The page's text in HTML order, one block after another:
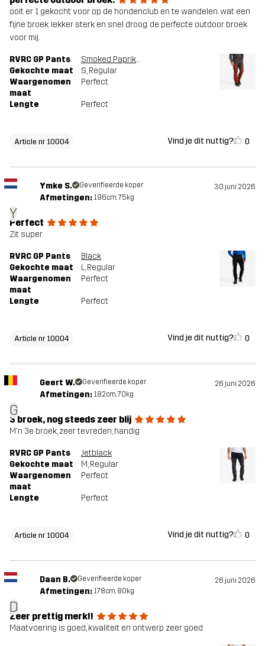
ooit er 1 gekocht voor op de hondenclub en te wandelen. wat een
fijne broek. lekker sterk en snel droog. de perfecte outdoor broek
voor mij.
RVRC GP Pants
Smoked Paprika/Anthracite
Gekochte maat
S, Regular
Waargenomen
maat
Perfect
Lengte Perfect
Article nr 10004 Vind je dit nuttig? 0
Y
Ymke S. Geverifieerde koper 30 juni 2026
Afmetingen: 196cm, 75kg
Perfect
Zit super
RVRC GP Pants
Black
Gekochte maat
L, Regular
Waargenomen
maat
Perfect
Lengte Perfect
Article nr 10004 Vind je dit nuttig? 0
G
Geert W. Geverifieerde koper 26 juni 2026
Afmetingen: 182cm, 70kg
3 broek, nog steeds zeer blij
M'n 3e broek, zeer tevreden, handig
RVRC GP Pants
Jetblack
Gekochte maat
M, Regular
Waargenomen
maat
Perfect
Lengte Perfect
Article nr 10004 Vind je dit nuttig? 0
D
Daan B. Geverifieerde koper 26 juni 2026
Afmetingen: 178cm, 80kg
Zeer prettig merk!!
Maatvoering is goed, kwaliteit en ontwerp zeer goed